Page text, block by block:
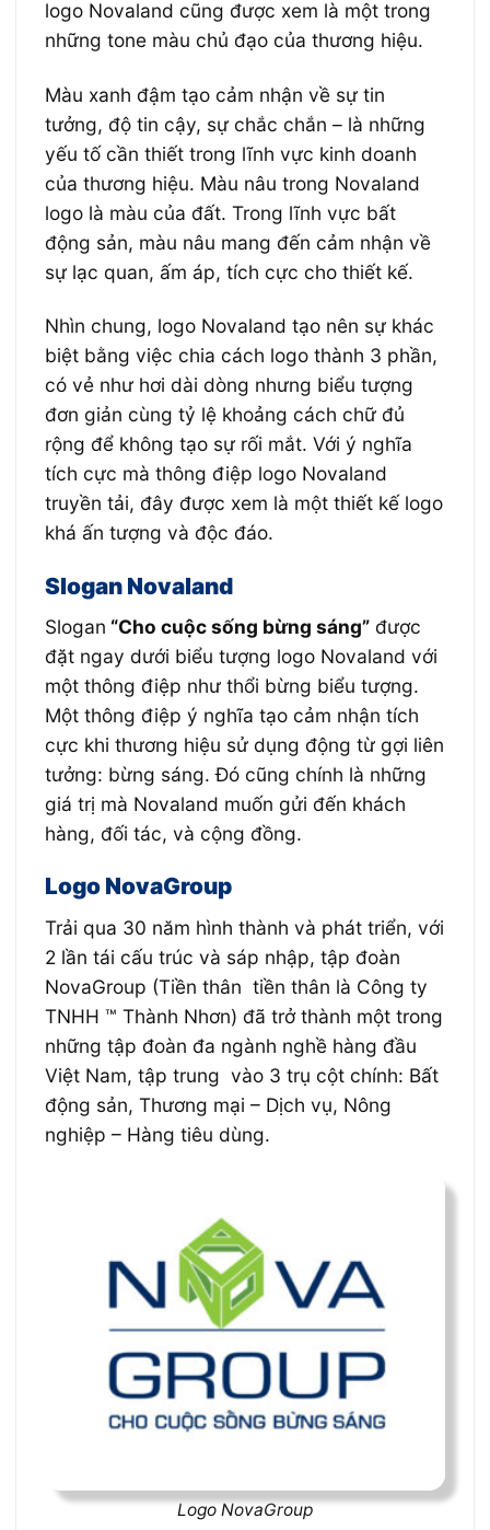
logo Novaland cũng được xem là một trong
những tone màu chủ đạo của thương hiệu.
Màu xanh đậm tạo cảm nhận về sự tin
tưởng, độ tin cậy, sự chắc chắn – là những
yếu tố cần thiết trong lĩnh vực kinh doanh
của thương hiệu. Màu nâu trong Novaland
logo là màu của đất. Trong lĩnh vực bất
động sản, màu nâu mang đến cảm nhận về
sự lạc quan, ấm áp, tích cực cho thiết kế.
Nhìn chung, logo Novaland tạo nên sự khác
biệt bằng việc chia cách logo thành 3 phần,
có vẻ như hơi dài dòng nhưng biểu tượng
đơn giản cùng tỷ lệ khoảng cách chữ đủ
rộng để không tạo sự rối mắt. Với ý nghĩa
tích cực mà thông điệp logo Novaland
truyền tải, đây được xem là một thiết kế logo
khá ấn tượng và độc đáo.
Slogan Novaland
Slogan “Cho cuộc sống bừng sáng”được
đặt ngay dưới biểu tượng logo Novaland với
một thông điệp như thổi bừng biểu tượng.
Một thông điệp ý nghĩa tạo cảm nhận tích
cực khi thương hiệu sử dụng động từ gợi liên
tưởng: bừng sáng. Đó cũng chính là những
giá trị mà Novaland muốn gửi đến khách
hàng, đối tác, và cộng đồng.
Logo NovaGroup
Trải qua 30 năm hình thành và phát triển, với
2 lần tái cấu trúc và sáp nhập, tập đoàn
NovaGroup (Tiền thân tiền thân là Công ty
TNHH ™ Thành Nhơn) đã trở thành một trong
những tập đoàn đa ngành nghề hàng đầu
Việt Nam, tập trung vào 3 trụ cột chính: Bất
động sản, Thương mại – Dịch vụ, Nông
nghiệp – Hàng tiêu dùng.
Logo NovaGroup